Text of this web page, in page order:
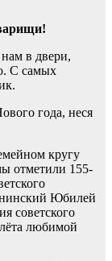
в двери,
С самых
года, неся
кругу
отметили 155-
Юбилей
советского
любимой